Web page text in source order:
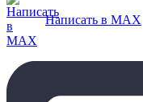
Написать в MAX